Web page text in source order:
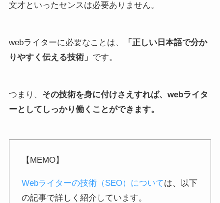
文才といったセンスは必要ありません。
webライターに必要なことは、
「正しい日本語で分か
りやすく伝える技術」 です。
つまり、 その技術を身に付けさえすれば、webライタ
ーとしてしっかり働くことができます。
【MEMO】
Webライターの技術（SEO）については、以下
の記事で詳しく紹介しています。